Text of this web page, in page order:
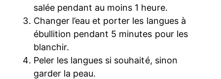
salée pendant au moins 1 heure.
Changer l’eau et porter les langues à
ébullition pendant 5 minutes pour les
blanchir.
Peler les langues si souhaité, sinon
garder la peau.